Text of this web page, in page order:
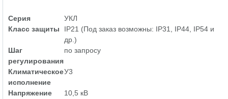
Серия
УКЛ
Класс защиты
IP21 (Под заказ возможны: IP31, IP44, IP54 и
др.)
Шаг
регулирования
по запросу
Климатическое
исполнение
У3
Напряжение
10,5 кВ